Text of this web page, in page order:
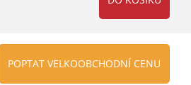
POPTAT VELKOOBCHODNÍ CENU